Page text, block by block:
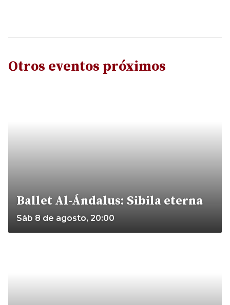
Otros eventos próximos
Ballet Al-Ándalus: Sibila eterna
Sáb 8 de agosto, 20:00